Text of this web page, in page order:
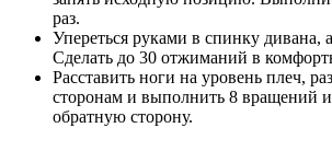
раз.
Упереться руками в спинку
Сделать до 30 отжиманий в
Расставить ноги на уровень плеч,
сторонам и выполнить 8 вращений
обратную сторону.